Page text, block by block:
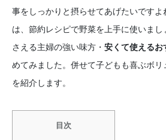
事をしっかりと摂らせてあげたいですよ
は、節約レシピで野菜を上手に使いま
さえる主婦の強い味方・ 安くて使える
めてみました。併せて子どもも喜ぶボ
を紹介します。
目次